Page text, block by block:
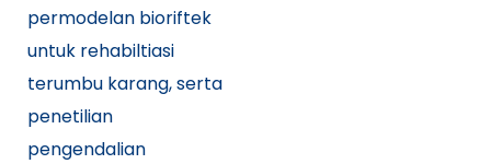
permodelan bioriftek
untuk rehabiltiasi
terumbu karang, serta
penetilian
pengendalian